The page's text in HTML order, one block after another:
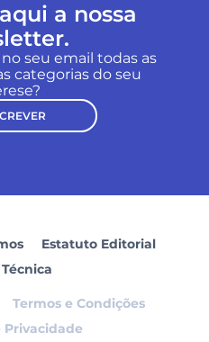
a nossa
seu email todas as
categorias do seu
Estatuto Editorial
Termos e Condições
Privacidade